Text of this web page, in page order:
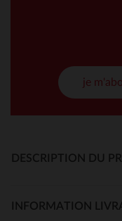
je
DESCRIPTION DU
INFORMATION